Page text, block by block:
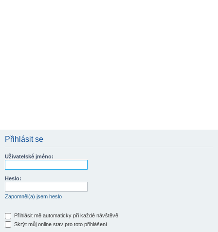
Přihlásit se
Uživatelské jméno:
Heslo:
Zapomněl(a) jsem heslo
Přihlásit mě automaticky při každé návštěvě
Skrýt můj online stav pro toto přihlášení